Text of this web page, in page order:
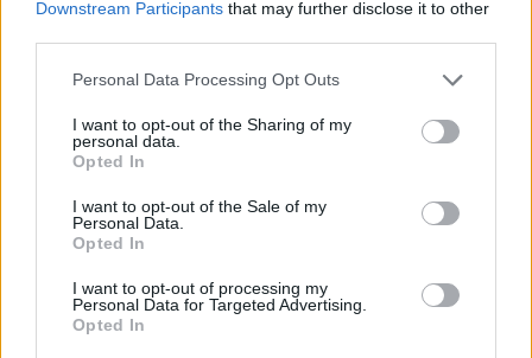
Downstream Participants that may further disclose it to other
Please note that this website/app uses one or more Google
not limited to your visit or usage behaviour. You may click to
grant or deny consent to Google and its third-party tags to
use your data for below specified purposes in below Google
consent section.
Personal Data Processing Opt Outs
I want to opt-out of the Sharing of my
personal data.
Opted In
I want to opt-out of the Sale of my
Personal Data.
Opted In
I want to opt-out of processing my
Personal Data for Targeted Advertising.
Opted In
Συντριβή MQ-9AReaper στο Τζιμπουτί
Συρία και Ρωσία υπέγραψαν μνημόνιο
κατανόησης για το μέλλον των
ρωσικών βάσεων